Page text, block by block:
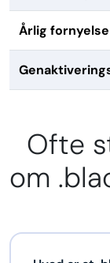
Årlig fornyelse
Ofte
om